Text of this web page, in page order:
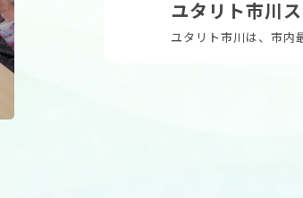
ユタリト市川
ユタリト市川は、市内